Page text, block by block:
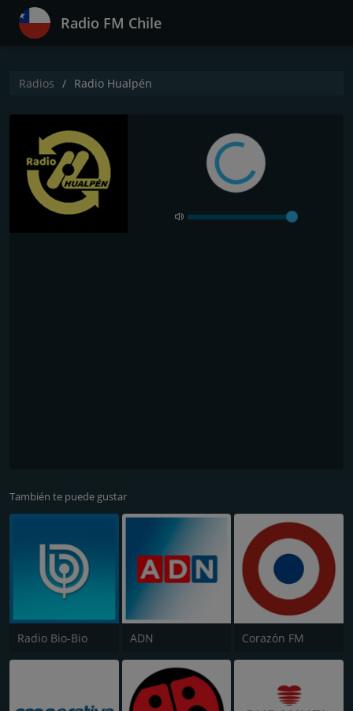
Radio FM Chile
Radios Radio Hualpén
También te puede gustar
Radio Bio-Bio ADN Corazón FM